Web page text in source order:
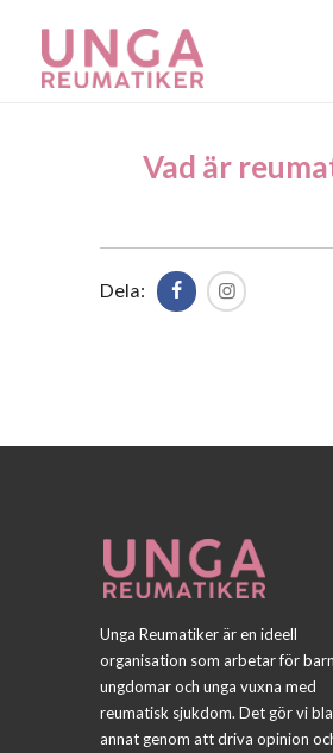
Vad är
Dela:
Unga Reumatiker är en ideell
organisation som arbetar för
ungdomar och unga vuxna med
reumatisk sjukdom. Det gör vi
annat genom att driva opinion